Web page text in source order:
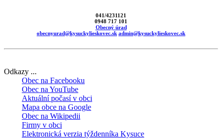
041/4231121
0948 717 101
Obecný úrad
obecnyurad@kysuckylieskovec.sk admin@kysuckylieskovec.sk
Odkazy ...
Obec na Facebooku
Obec na YouTube
Aktuální počasí v obci
Mapa obce na Google
Obec na Wikipedii
Firmy v obci
Elektronická verzia týždenníka Kysuce